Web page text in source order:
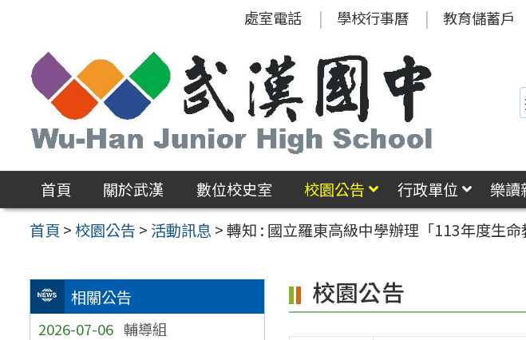
區
處室電話 學校行事曆 教育儲蓄戶
首頁 關於武漢 數位校史室 校園公告 行政單位 樂讀
首頁 >校園公告 > 活動訊息 >轉知 : 國立羅東高級中學辦理「113年度生命
相關公告
2026-07-06 輔導組
校園公告